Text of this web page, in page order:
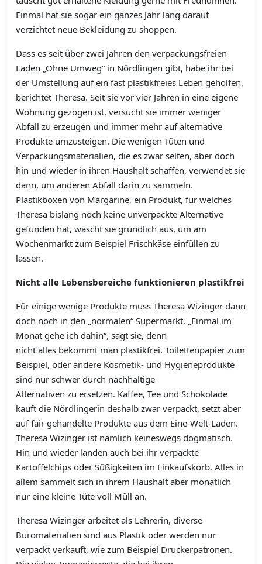
Einmal hat sie sogar ein ganzes Jahr lang darauf
verzichtet neue Bekleidung zu shoppen.
Dass es seit über zwei Jahren den verpackungsfreien
Laden „Ohne Umweg“ in Nördlingen gibt, habe ihr bei
der Umstellung auf ein fast plastikfreies Leben geholfen,
berichtet Theresa. Seit sie vor vier Jahren in eine eigene
Wohnung gezogen ist, versucht sie immer weniger
Abfall zu erzeugen und immer mehr auf alternative
Produkte umzusteigen. Die wenigen Tüten und
Verpackungsmaterialien, die es zwar selten, aber doch
hin und wieder in ihren Haushalt schaffen, verwendet sie
dann, um anderen Abfall darin zu sammeln.
Plastikboxen von Margarine, ein Produkt, für welches
Theresa bislang noch keine unverpackte Alternative
gefunden hat, wäscht sie gründlich aus, um am
Wochenmarkt zum Beispiel Frischkäse einfüllen zu
lassen.
Nicht alle Lebensbereiche funktionieren plastikfrei
Für einige wenige Produkte muss Theresa Wizinger dann
doch noch in den „normalen“ Supermarkt. „Einmal im
Monat gehe ich dahin“, sagt sie, denn
nicht alles bekommt man plastikfrei. Toilettenpapier zum
Beispiel, oder andere Kosmetik- und Hygieneprodukte
sind nur schwer durch nachhaltige
Alternativen zu ersetzen. Kaffee, Tee und Schokolade
kauft die Nördlingerin deshalb zwar verpackt, setzt aber
auf fair gehandelte Produkte aus dem Eine-Welt-Laden.
Theresa Wizinger ist nämlich keineswegs dogmatisch.
Hin und wieder landen auch bei ihr verpackte
Kartoffelchips oder Süßigkeiten im Einkaufskorb. Alles in
allem sammelt sich in ihrem Haushalt aber monatlich
nur eine kleine Tüte voll Müll an.
Theresa Wizinger arbeitet als Lehrerin, diverse
Büromaterialien sind aus Plastik oder werden nur
verpackt verkauft, wie zum Beispiel Druckerpatronen.